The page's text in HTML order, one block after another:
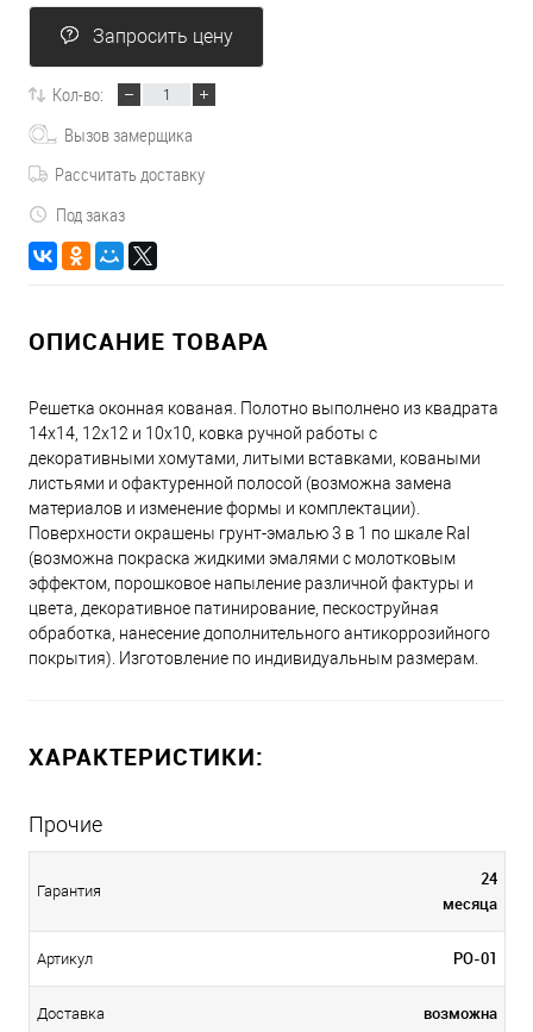
Запросить цену
Кол-во:
Вызов замерщика
Рассчитать доставку
Под заказ
ОПИСАНИЕ ТОВАРА
Решетка оконная кованая. Полотно выполнено из квадрата
14х14, 12х12 и 10х10, ковка ручной работы с
декоративными хомутами, литыми вставками, коваными
листьями и офактуренной полосой (возможна замена
материалов и изменение формы и комплектации).
Поверхности окрашены грунт-эмалью 3 в 1 по шкале Ral
(возможна покраска жидкими эмалями с молотковым
эффектом, порошковое напыление различной фактуры и
цвета, декоративное патинирование, пескоструйная
обработка, нанесение дополнительного антикоррозийного
покрытия). Изготовление по индивидуальным размерам.
ХАРАКТЕРИСТИКИ:
Прочие
Гарантия
24
месяца
Артикул РО-01
Доставка возможна